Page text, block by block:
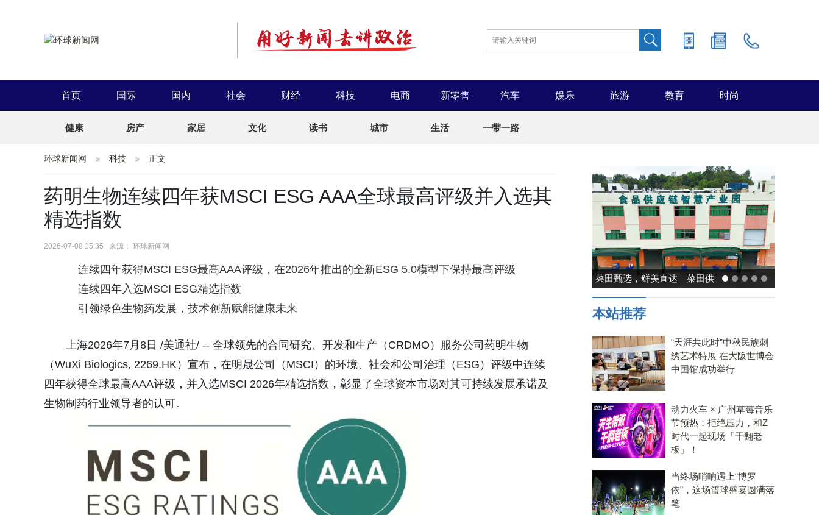
首页 国际 国内 社会 财经 科技 电商 新零售 汽车 娱乐 旅游 教育 时尚
健康 房产 家居 文化 读书 城市 生活 一带一路
环球新闻网 科技 正文
药明生物连续四年获MSCI ESG AAA全球最高评级并入选其
精选指数
2026-07-08 15:35 来源： 环球新闻网
连续四年获得MSCI ESG最高AAA评级，在2026年推出的全新ESG 5.0模型下保持最高评级
连续四年入选MSCI ESG精选指数
引领绿色生物药发展，技术创新赋能健康未来
上海2026年7月8日 /美通社/ -- 全球领先的合同研究、开发和生产（CRDMO）服务公司药明生物
（WuXi Biologics, 2269.HK）宣布，在明晟公司（MSCI）的环境、社会和公司治理（ESG）评级中连续
四年获得全球最高AAA评级，并入选MSCI 2026年精选指数，彰显了全球资本市场对其可持续发展承诺及
生物制药行业领导者的认可。
菜田甄选，鲜美直达｜菜田供
应链，重塑净菜新鲜标准
本站推荐
“天涯共此时”中秋民族刺
绣艺术特展 在大阪世博会
中国馆成功举行
动力火车 × 广州草莓音乐
节预热：拒绝压力，和Z
时代一起现场「干翻老
板」！
当终场哨响遇上“博罗
依”，这场篮球盛宴圆满落
笔